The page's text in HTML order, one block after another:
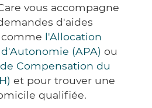
vous accompagne
d'aides
l'Allocation
(APA) ou
Compensation du
et pour trouver une
qualifiée.